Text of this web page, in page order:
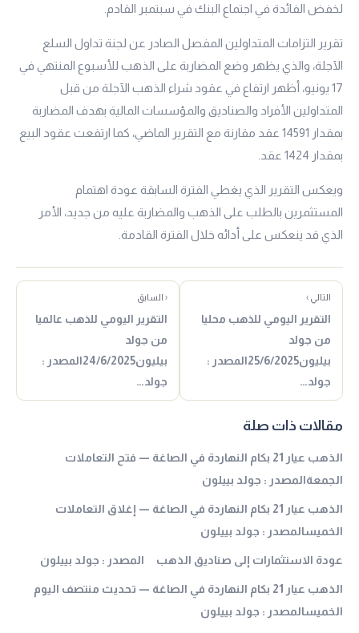
لخفض الفائدة في اجتماع البنك في سبتمبر القادم.
تقرير التزامات المتداولين المفصل الصادر عن لجنة تداول السلع
الآجلة، والذي يظهر وضع المضاربة على الذهب للأسبوع المنتهي في
17 يونيو، أظهر ارتفاع في عقود شراء الذهب الآجلة من قبل
المتداولين الأفراد والصناديق والمؤسسات المالية بهدف المضاربة
بمقدار 14591 عقد مقارنة مع التقرير الماضي، كما ارتفعت عقود البيع
بمقدار 1424 عقد.
ويعكس التقرير الذي يغطي الفترة السابقة عودة اهتمام
المستثمرين بالطلب على الذهب والمضاربة عليه من جديد، الأمر
الذي قد ينعكس على أدائه خلال الفترة القادمة.
التالي ›
التقرير اليومي للذهب محليا
من جولد
بيليون25/6/2025المصدر :
جولد…
‹ السابق
التقرير اليومي للذهب عالميا
من جولد
بيليون24/6/2025المصدر :
جولد…
مقالات ذات صلة
الذهب عيار 21 بكام النهاردة في الصاغة — فتح التعاملات
الجمعةالمصدر : جولد بييلون
الذهب عيار 21 بكام النهاردة في الصاغة — إغلاق التعاملات
الخميسالمصدر : جولد بييلون
عودة الاستثمارات إلى صناديق الذهب المصدر : جولد بييلون
الذهب عيار 21 بكام النهاردة في الصاغة — تحديث منتصف اليوم
الخميسالمصدر : جولد بييلون